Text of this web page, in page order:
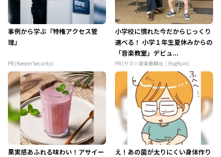
事例から学ぶ『特権アクセス管
理』
PR (KeeperSecurity)
小学校に慣れた今だからじっくり
選べる！ 小学１年生夏休みからの
「音楽教室」デビュ...
PR (ヤマハ音楽振興会｜HugKum)
果実感あふれる味わい！アサイー
え！あの菌が太りにくい身体作り